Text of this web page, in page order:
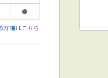
●
詳細はこちら